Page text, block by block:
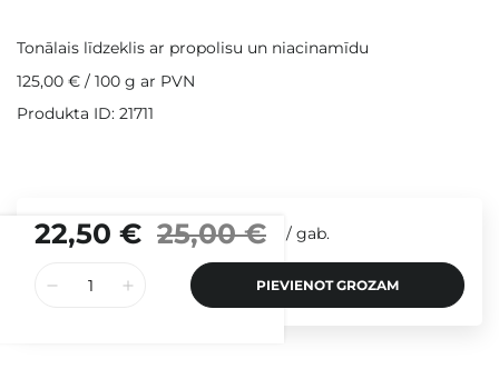
22,50 € 25,00 € / gab.
PIEVIENOT GROZAM
Tonālais līdzeklis ar propolisu un niacinamīdu
125,00 € / 100 g ar PVN
Produkta ID: 21711